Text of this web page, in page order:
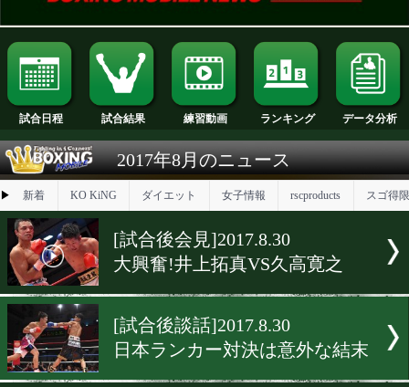
試合日程 試合結果 練習動画 ランキング
2017年8月のニュース
▶ 新着 KO KiNG ダイエット 女子情報
[試合後会見]2017.8.30
大興奮!井上拓真VS久高寛